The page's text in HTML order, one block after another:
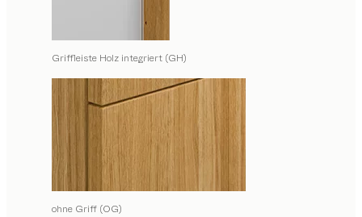
Griffleiste Holz integriert (GH)
ohne Griff (OG)